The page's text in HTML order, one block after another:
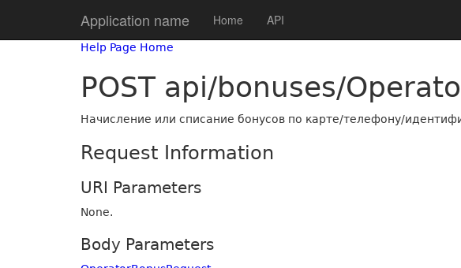
Application name Home API
Help Page Home
POST api/bonuses/
Начисление или списание бонусов по карте/телефону/
Request Information
URI Parameters
None.
Body Parameters